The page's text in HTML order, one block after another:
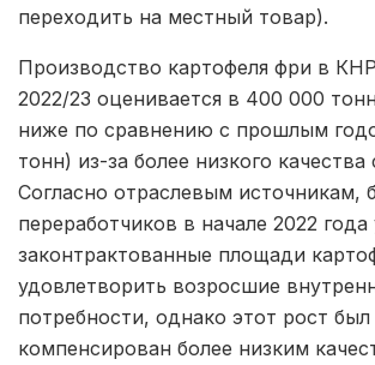
переходить на местный товар).
Производство картофеля фри в
2022/23 оценивается в 400 000
ниже по сравнению с прошлым
тонн) из-за более низкого качества
Согласно отраслевым источникам,
переработчиков в начале 2022 года
законтрактованные площади
удовлетворить возросшие
потребности, однако этот рост был
компенсирован более низким